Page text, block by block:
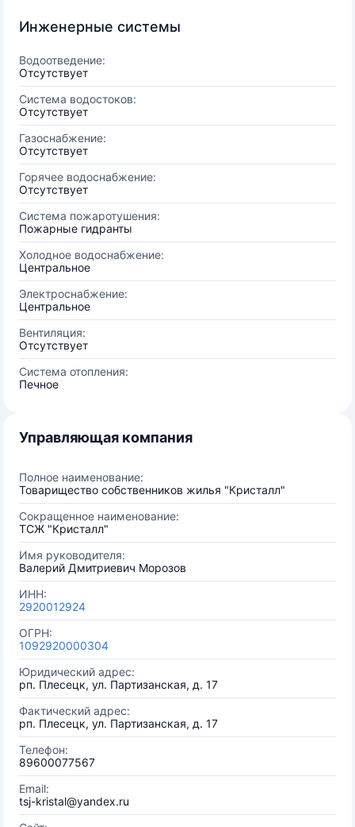
Инженерные системы
Водоотведение:
Отсутствует
Система водостоков:
Отсутствует
Газоснабжение:
Отсутствует
Горячее водоснабжение:
Отсутствует
Система пожаротушения:
Пожарные гидранты
Холодное водоснабжение:
Центральное
Электроснабжение:
Центральное
Вентиляция:
Отсутствует
Система отопления:
Печное
Управляющая компания
Полное наименование:
Товарищество собственников жилья "Кристалл"
Сокращенное наименование:
ТСЖ "Кристалл"
Имя руководителя:
Валерий Дмитриевич Морозов
ИНН:
2920012924
ОГРН:
1092920000304
Юридический адрес:
рп. Плесецк, ул. Партизанская, д. 17
Фактический адрес:
рп. Плесецк, ул. Партизанская, д. 17
Телефон:
89600077567
Email:
tsj-kristal@yandex.ru